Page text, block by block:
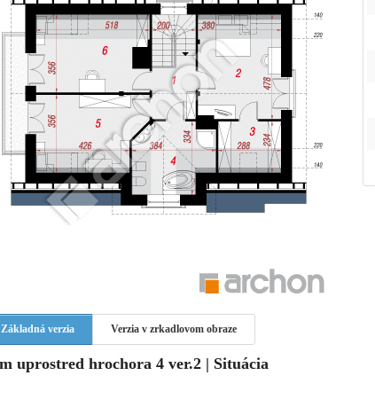
Základná verzia Verzia v zrkadlovom obraze
uprostred hrochora 4 ver.2 | Situácia